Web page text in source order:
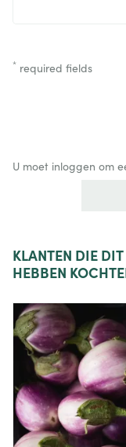
* required fields
U moet inloggen om
KLANTEN DIE
HEBBEN